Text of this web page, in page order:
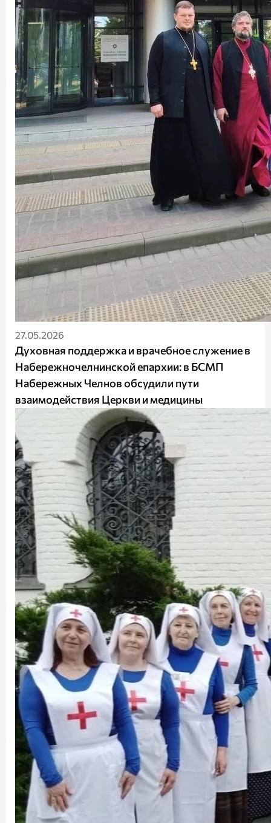
27.05.2026
Духовная поддержка и врачебное служение в
Набережночелнинской епархии: в БСМП
Набережных Челнов обсудили пути
взаимодействия Церкви и медицины